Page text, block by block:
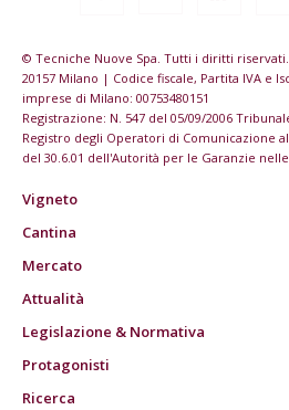
© Tecniche Nuove Spa. Tutti i diritti riservati.
20157 Milano | Codice fiscale, Partita IVA e
imprese di Milano: 00753480151
Registrazione: N. 547 del 05/09/2006
Registro degli Operatori di Comunicazione
del 30.6.01 dell'Autorità per le Garanzie
Vigneto
Cantina
Mercato
Attualità
Legislazione & Normativa
Protagonisti
Ricerca